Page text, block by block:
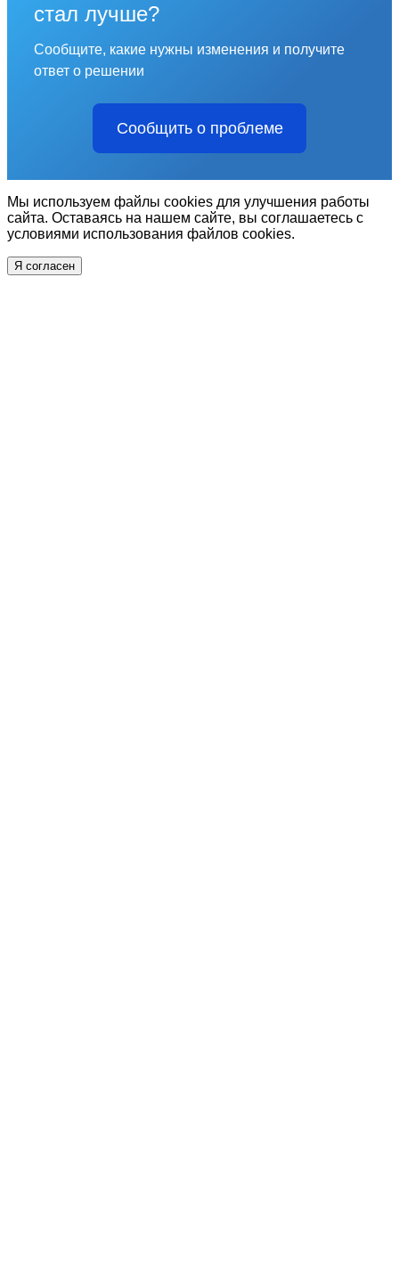
стал лучше?
Сообщите, какие нужны изменения и получите
ответ о решении
Сообщить о проблеме
Мы используем файлы cookies для улучшения работы
сайта. Оставаясь на нашем сайте, вы соглашаетесь с
условиями использования файлов cookies.
Я согласен